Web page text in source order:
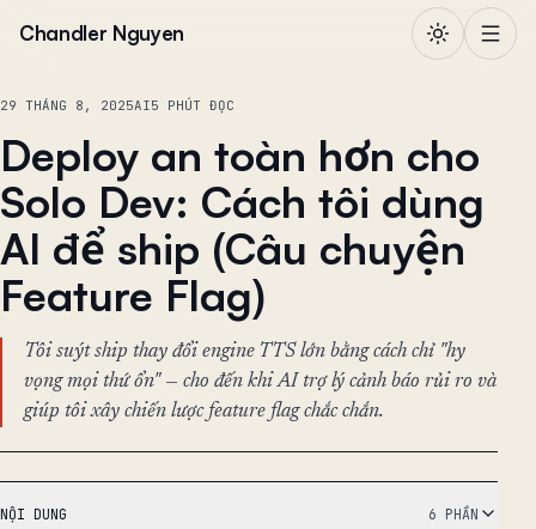
Chandler Nguyen
29 THÁNG 8, 2025AI5 PHÚT ĐỌC
Deploy an toàn hơn cho
Solo Dev: Cách tôi dùng
AI để ship (Câu chuyện
Feature Flag)
Tôi suýt ship thay đổi engine TTS lớn bằng cách chỉ "hy
vọng mọi thứ ổn" — cho đến khi AI trợ lý cảnh báo rủi ro và
giúp tôi xây chiến lược feature flag chắc chắn.
NỘI DUNG 6 PHẦN